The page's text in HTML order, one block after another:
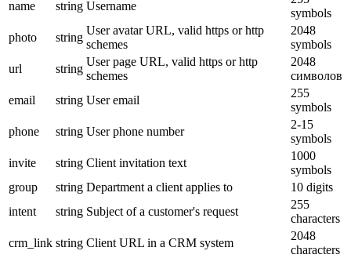
name string Username
symbols
photo
string
User avatar URL, valid https or http
schemes
2048
symbols
url
string
User page URL, valid https or http
schemes
2048
символов
email
string User email
255
symbols
phone
string User phone number
2-15
symbols
invite
string Client invitation text
1000
symbols
group
string Department a client applies to
10 digits
intent
string Subject of a customer's request
255
characters
crm_link string Client URL in a CRM system
2048
characters